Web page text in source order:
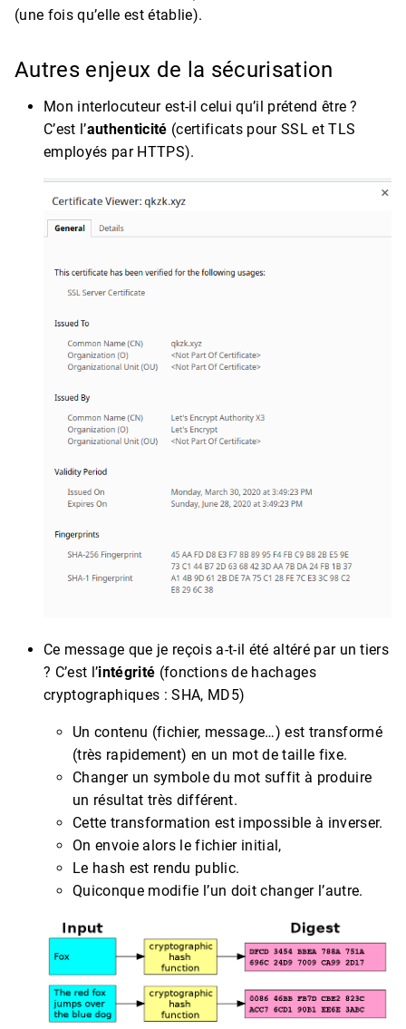
(une fois qu’elle est établie).
Autres enjeux de la sécurisation
Mon interlocuteur est-il celui qu’il prétend être ?
C’est l’authenticité (certificats pour SSL et TLS
employés par HTTPS).
Ce message que je reçois a-t-il été altéré par un tiers
? C’est l’intégrité (fonctions de hachages
cryptographiques : SHA, MD5)
Un contenu (fichier, message…) est transformé
(très rapidement) en un mot de taille fixe.
Changer un symbole du mot suffit à produire
un résultat très différent.
Cette transformation est impossible à inverser.
On envoie alors le fichier initial,
Le hash est rendu public.
Quiconque modifie l’un doit changer l’autre.